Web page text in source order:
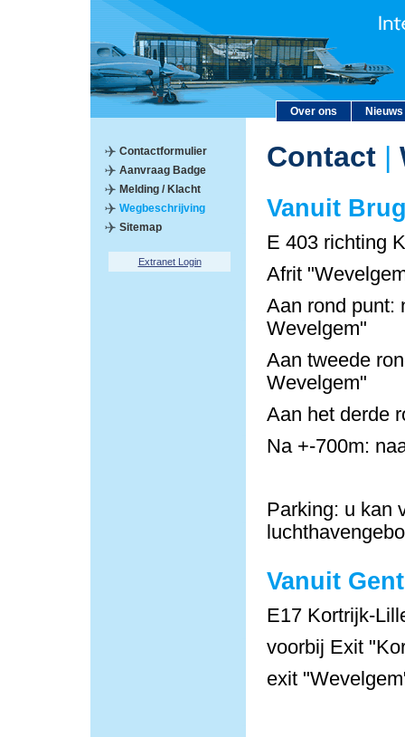
Over ons Nieuws
Contactformulier
Aanvraag Badge
Melding / Klacht
Wegbeschrijving
Sitemap
Extranet Login
Contact |
Vanuit
E 403 richting
Afrit
Aan rond punt:
Wevelgem"
Aan tweede
Wevelgem"
Aan het derde
Na +-700m:
Parking: u kan
Vanuit Gent
E17 Kortrijk-
voorbij Exit
exit